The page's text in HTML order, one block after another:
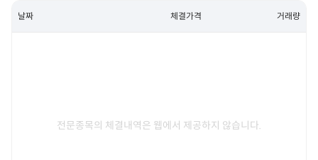
날짜 체결가격 거래량
전문종목의 체결내역은 웹에서 제공하지 않습니다.